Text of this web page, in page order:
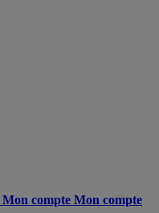
Mon compte Mon compte